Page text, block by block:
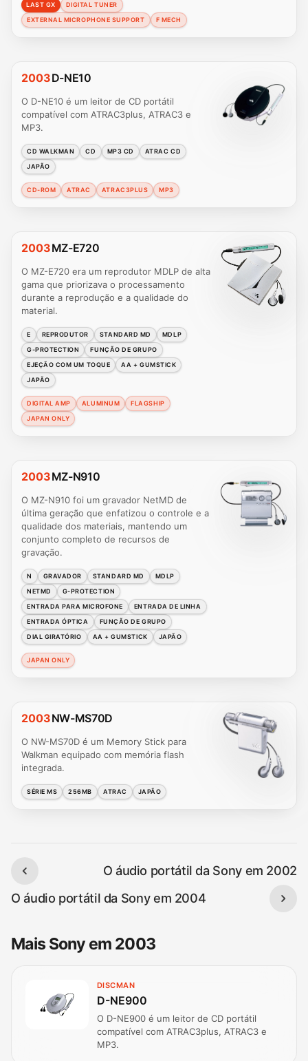
LAST GX
DIGITAL TUNER
EXTERNAL MICROPHONE SUPPORT
F MECH
2003D-NE10
O D-NE10 é um leitor de CD portátil
compatível com ATRAC3plus, ATRAC3 e
MP3.
CD WALKMAN CD MP3 CD
ATRAC CD
JAPÃO
CD-ROM ATRAC ATRAC3PLUS MP3
2003MZ-E720
O MZ-E720 era um reprodutor MDLP de alta
gama que priorizava o processamento
durante a reprodução e a qualidade do
material.
E REPRODUTOR STANDARD MD
MDLP
G-PROTECTION
FUNÇÃO DE GRUPO
EJEÇÃO COM UM TOQUE
AA + GUMSTICK
JAPÃO
DIGITAL AMP ALUMINUM
FLAGSHIP
JAPAN ONLY
2003MZ-N910
O MZ-N910 foi um gravador NetMD de
última geração que enfatizou o controle e a
qualidade dos materiais, mantendo um
conjunto completo de recursos de
gravação.
N GRAVADOR STANDARD MD
MDLP
NETMD
G-PROTECTION
ENTRADA PARA MICROFONE
ENTRADA DE LINHA
ENTRADA ÓPTICA
FUNÇÃO DE GRUPO
DIAL GIRATÓRIO
AA + GUMSTICK JAPÃO
JAPAN ONLY
2003NW-MS70D
O NW-MS70D é um Memory Stick para
Walkman equipado com memória flash
integrada.
SÉRIE MS 256MB ATRAC JAPÃO
O áudio portátil da Sony em 2002
O áudio portátil da Sony em 2004
Mais Sony em 2003
DISCMAN
D-NE900
O D-NE900 é um leitor de CD portátil
compatível com ATRAC3plus, ATRAC3 e
MP3.